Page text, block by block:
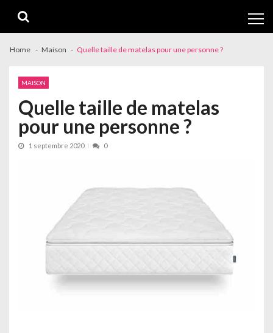
navigation
content
Home Maison Quelle taille de matelas pour une personne ?
MAISON
Quelle taille de matelas
pour une personne ?
1 septembre 2020 0